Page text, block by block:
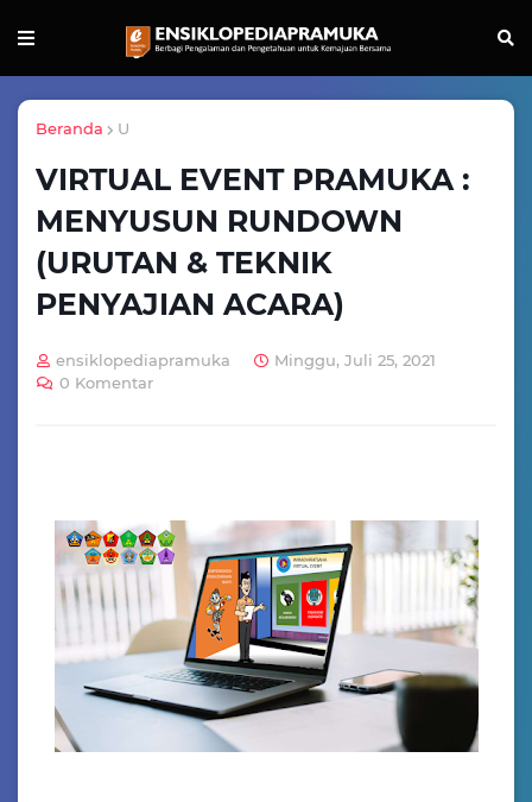
Beranda U
VIRTUAL EVENT PRAMUKA :
MENYUSUN RUNDOWN
(URUTAN & TEKNIK
PENYAJIAN ACARA)
ensiklopediapramuka
Minggu, Juli 25, 2021
0 Komentar